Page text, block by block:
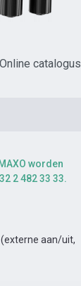
Online catalogus
worden
2 482 33 33.
aan/uit,